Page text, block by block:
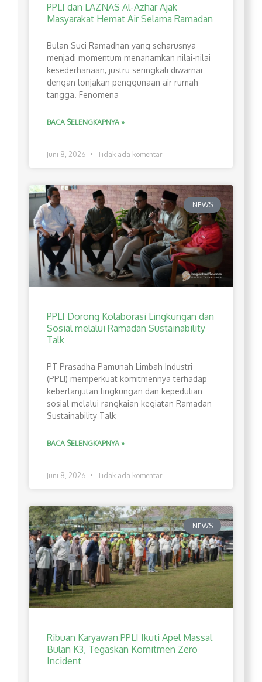
PPLI dan LAZNAS Al-Azhar Ajak
Masyarakat Hemat Air Selama Ramadan
Bulan Suci Ramadhan yang seharusnya
menjadi momentum menanamkan nilai-nilai
kesederhanaan, justru seringkali diwarnai
dengan lonjakan penggunaan air rumah
tangga. Fenomena
BACA SELENGKAPNYA »
Juni 8, 2026 Tidak ada komentar
NEWS
PPLI Dorong Kolaborasi Lingkungan dan
Sosial melalui Ramadan Sustainability
Talk
PT Prasadha Pamunah Limbah Industri
(PPLI) memperkuat komitmennya terhadap
keberlanjutan lingkungan dan kepedulian
sosial melalui rangkaian kegiatan Ramadan
Sustainability Talk
BACA SELENGKAPNYA »
Juni 8, 2026 Tidak ada komentar
NEWS
Ribuan Karyawan PPLI Ikuti Apel Massal
Bulan K3, Tegaskan Komitmen Zero
Incident